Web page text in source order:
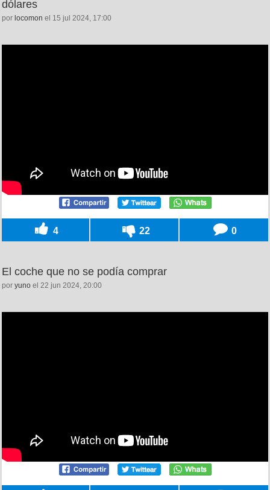
dólares
por locomon el 15 jul 2024, 17:00
4 22 0
El coche que no se podía comprar
por yuno el 22 jun 2024, 20:00